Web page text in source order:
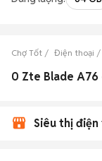
Chợ Tốt Điện thoại
0 Zte Blade A76
Siêu thị điện